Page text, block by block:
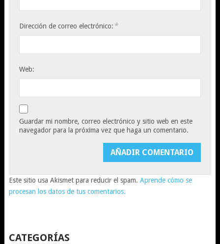
Dirección de correo electrónico: *
Web:
Guardar mi nombre, correo electrónico y sitio web en este
navegador para la próxima vez que haga un comentario.
Este sitio usa Akismet para reducir el spam. Aprende cómo se
procesan los datos de tus comentarios.
CATEGORÍAS